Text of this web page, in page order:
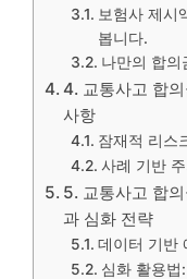
보험사 제시
봅니다.
나만의 합의
4. 교통사고 합
사항
잠재적 리스
사례 기반
5. 교통사고 합
과 심화 전략
데이터 기반
심화 활용법